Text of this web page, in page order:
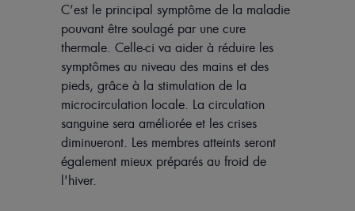
C’est le principal symptôme de la maladie
pouvant être soulagé par une cure
thermale. Celle-ci va aider à réduire les
symptômes au niveau des mains et des
pieds, grâce à la stimulation de la
microcirculation locale. La circulation
sanguine sera améliorée et les crises
diminueront. Les membres atteints seront
également mieux préparés au froid de
l'hiver.